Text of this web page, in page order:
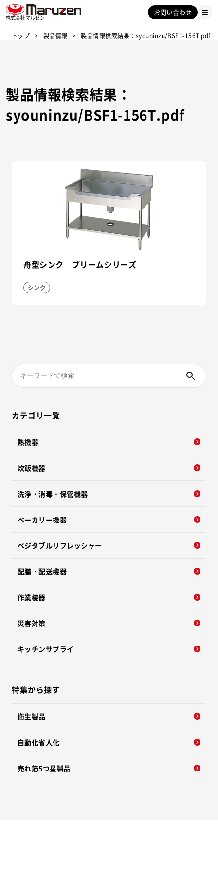
株式会社マルゼン
お問い合わせ
トップ 製品情報 製品情報検索結果：syouninzu/BSF1-156T.pdf
製品情報検索結果：
syouninzu/BSF1-156T.pdf
舟型シンク ブリームシリーズ
シンク
カテゴリ一覧
熱機器
炊飯機器
洗浄・消毒・保管機器
ベーカリー機器
ベジタブルリフレッシャー
配膳・配送機器
作業機器
災害対策
キッチンサプライ
特集から探す
衛生製品
自動化省人化
売れ筋5つ星製品